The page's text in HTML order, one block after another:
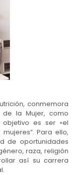
conmemora
de la Mujer, como
es ser «el
Para ello,
de oportunidades
raza, religión
así su carrera